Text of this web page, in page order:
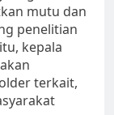
mutu dan
penelitian
kepala
terkait,